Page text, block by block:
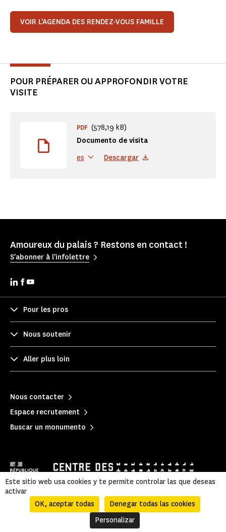
VOIR L'AGENDA DES RENDEZ-VOUS FAMILLE
POUR PRÉPARER OU APPROFONDIR VOTRE
VISITE
Documento de visita
PDF (578,19 kB)
es Descargar
Amoureux du palais ? Restons en contact !
S'abonner à l'infolettre
Pour les pros
Nous soutenir
Aller plus loin
Nous contacter
Espace recrutement
Buscar un monumento
Mentions légales Política de privacidad
Información legal y administrativa
| Accessibilité
Este sitio web usa cookies y te permite controlar las que deseas
activar
OK, aceptar todas
Denegar todas las cookies
Personalizar